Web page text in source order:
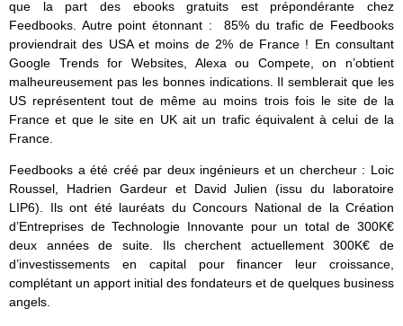
que la part des ebooks gratuits est prépondérante chez
Feedbooks. Autre point étonnant : 85% du trafic de Feedbooks
proviendrait des USA et moins de 2% de France ! En consultant
Google Trends for Websites, Alexa ou Compete, on n’obtient
malheureusement pas les bonnes indications. Il semblerait que les
US représentent tout de même au moins trois fois le site de la
France et que le site en UK ait un trafic équivalent à celui de la
France.
Feedbooks a été créé par deux ingénieurs et un chercheur : Loic
Roussel, Hadrien Gardeur et David Julien (issu du laboratoire
LIP6). Ils ont été lauréats du Concours National de la Création
d’Entreprises de Technologie Innovante pour un total de 300K€
deux années de suite. Ils cherchent actuellement 300K€ de
d’investissements en capital pour financer leur croissance,
complétant un apport initial des fondateurs et de quelques business
angels.